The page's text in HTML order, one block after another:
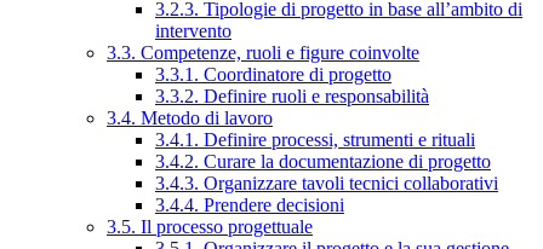
3.2.3. Tipologie di progetto in base all’ambito di
intervento
3.3. Competenze, ruoli e figure coinvolte
3.3.1. Coordinatore di progetto
3.3.2. Definire ruoli e responsabilità
3.4. Metodo di lavoro
3.4.1. Definire processi, strumenti e rituali
3.4.2. Curare la documentazione di progetto
3.4.3. Organizzare tavoli tecnici collaborativi
3.4.4. Prendere decisioni
3.5. Il processo progettuale